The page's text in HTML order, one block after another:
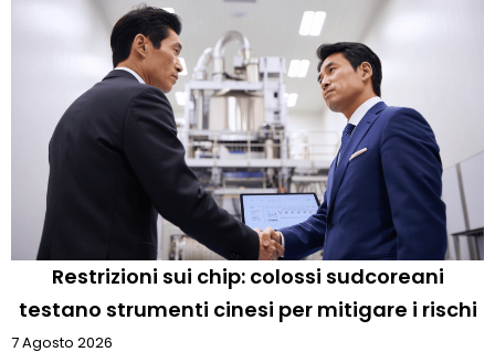
Restrizioni sui chip: colossi sudcoreani
testano strumenti cinesi per mitigare i rischi
7 Agosto 2026